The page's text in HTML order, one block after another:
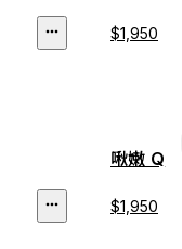
$1,950
啾嫩 Q
$1,950